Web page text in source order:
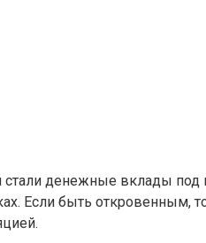
денежные вклады
Если быть откровенным,